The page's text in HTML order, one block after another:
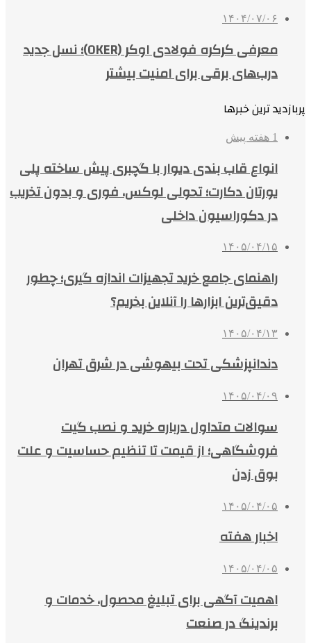
۱۴۰۴/۰۷/۰۶
معرفی کرکره فولادی اوکر (OKER)؛ نسل جدید
درب‌های برقی برای امنیت بیشتر
پربازدید ترین خبرها
1 هفته پیش
انواع قاب بندی دیوار با گچبری پیش ساخته پلی
یورتان دکارت؛ تحولی لوکس، فوری و بدون تخریب
در دکوراسیون داخلی
۱۴۰۵/۰۴/۱۵
راهنمای جامع خرید تجهیزات اندازه گیری؛ چطور
دقیق‌ترین ابزارها را آنلاین بخریم؟
۱۴۰۵/۰۴/۱۳
دندانپزشکی تحت بیهوشی در شرق تهران
۱۴۰۵/۰۴/۰۹
سوالات متداول درباره خرید و نصب گیت
فروشگاهی؛ از قیمت تا تنظیم حساسیت و علت
بوق زدن
۱۴۰۵/۰۴/۰۵
اخبار هفته
۱۴۰۵/۰۴/۰۵
اهمیت آگهی برای تبلیغ محصول، خدمات و
برندینگ در صنعت